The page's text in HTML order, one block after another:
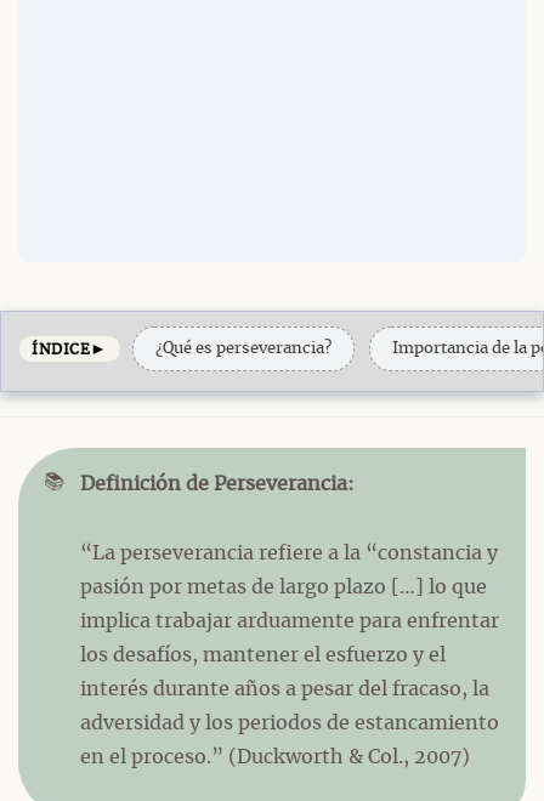
ÍNDICE► ¿Qué es perseverancia? Importancia de la
📚 Definición de Perseverancia:
“La perseverancia refiere a la “constancia y
pasión por metas de largo plazo […] lo que
implica trabajar arduamente para enfrentar
los desafíos, mantener el esfuerzo y el
interés durante años a pesar del fracaso, la
adversidad y los periodos de estancamiento
en el proceso.” (Duckworth & Col., 2007)